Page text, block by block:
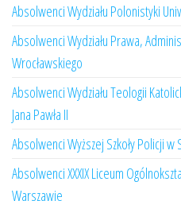
Absolwenci Wydziału Polonistyki
Absolwenci Wydziału Prawa,
Wrocławskiego
Absolwenci Wydziału Teologii
Jana Pawła II
Absolwenci Wyższej Szkoły Policji w
Absolwenci XXXIX Liceum
Warszawie